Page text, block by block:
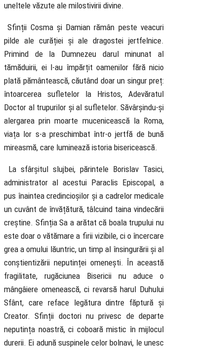
uneltele văzute ale milostivirii divine.
Sfinții Cosma și Damian rămân peste veacuri
pilde ale curăției și ale dragostei jertfelnice.
Primind de la Dumnezeu darul minunat al
tămăduirii, ei l-au împărțit oamenilor fără nicio
plată pământească, căutând doar un singur preț:
întoarcerea sufletelor la Hristos, Adevăratul
Doctor al trupurilor și al sufletelor. Săvârșindu-și
alergarea prin moarte mucenicească la Roma,
viața lor s-a preschimbat într-o jertfă de bună
mireasmă, care luminează istoria bisericească.
La sfârșitul slujbei, părintele Borislav Tasici,
administrator al acestui Paraclis Episcopal, a
pus înaintea credincioșilor și a cadrelor medicale
un cuvânt de învățătură, tâlcuind taina vindecării
creștine. Sfinția Sa a arătat că boala trupului nu
este doar o vătămare a firii vizibile, ci o încercare
grea a omului lăuntric, un timp al însingurării și al
conștientizării neputinței omenești. În această
fragilitate, rugăciunea Bisericii nu aduce o
mângâiere omenească, ci revarsă harul Duhului
Sfânt, care reface legătura dintre făptură și
Creator. Sfinții doctori nu privesc de departe
neputința noastră, ci coboară mistic în mijlocul
durerii. Ei adună suspinele celor bolnavi, le unesc